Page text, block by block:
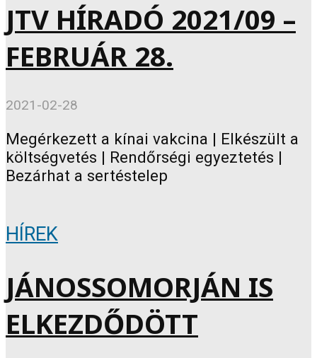
JTV HÍRADÓ 2021/09 –
FEBRUÁR 28.
2021-02-28
Megérkezett a kínai vakcina | Elkészült a
költségvetés | Rendőrségi egyeztetés |
Bezárhat a sertéstelep
HÍREK
JÁNOSSOMORJÁN IS
ELKEZDŐDÖTT